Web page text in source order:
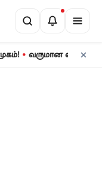
வருமான வரிக் கணக்குத்